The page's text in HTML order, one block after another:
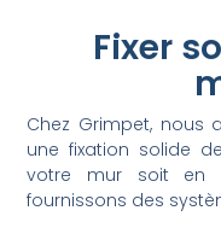
Fixer
Chez Grimpet, nous
une fixation solide
votre mur soit en
fournissons des